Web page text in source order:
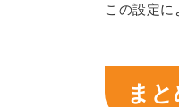
この設定
ま